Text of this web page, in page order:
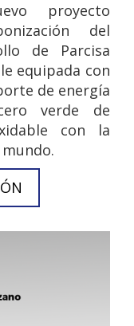
proyecto
del
de Parcisa
equipada con
de energía
verde de
con la